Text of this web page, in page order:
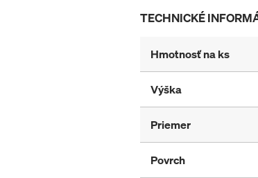
TECHNICKÉ
Hmotnosť na ks
Výška
Priemer
Povrch